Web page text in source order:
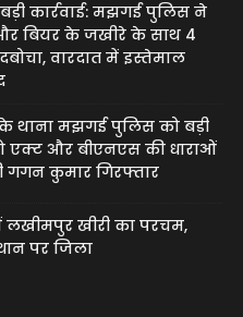
कार्रवाई: मझगई पुलिस ने
बियर के जखीरे के साथ 4
वारदात में इस्तेमाल
थाना मझगई पुलिस को बड़ी
एक्ट और बीएनएस की धाराओं
गगन कुमार गिरफ्तार
लखीमपुर खीरी का परचम,
पर जिला